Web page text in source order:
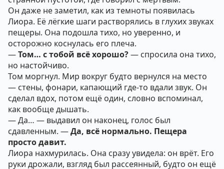
Он даже не заметил, как из темноты появилась
Лиора. Её лёгкие шаги растворялись в глухих звуках
пещеры. Она подошла тихо, но уверенно, и
осторожно коснулась его плеча.
—Том… с тобой всё хорошо?— спросила она тихо,
но настойчиво.
Том моргнул. Мир вокруг будто вернулся на место
— стены, фонари, капающий где-то вдали звук. Он
сделал вдох, потом ещё один, словно вспоминал,
как вообще дышать.
— Да… — выдавил он наконец, голос был
сдавленным. —Да, всё нормально. Пещера
просто давит.
Лиора нахмурилась. Она сразу увидела: он врёт. Его
руки дрожали, взгляд был рассеянный, будто он ещё